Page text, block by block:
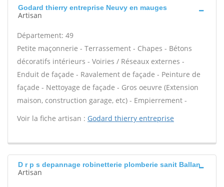
Godard thierry entreprise Neuvy en mauges
Artisan
Département: 49
Petite maçonnerie - Terrassement - Chapes - Bétons
décoratifs intérieurs - Voiries / Réseaux externes -
Enduit de façade - Ravalement de façade - Peinture de
façade - Nettoyage de façade - Gros oeuvre (Extension
maison, construction garage, etc) - Empierrement -
Voir la fiche artisan : Godard thierry entreprise
D r p s depannage robinetterie plomberie sanit Ballan
Artisan